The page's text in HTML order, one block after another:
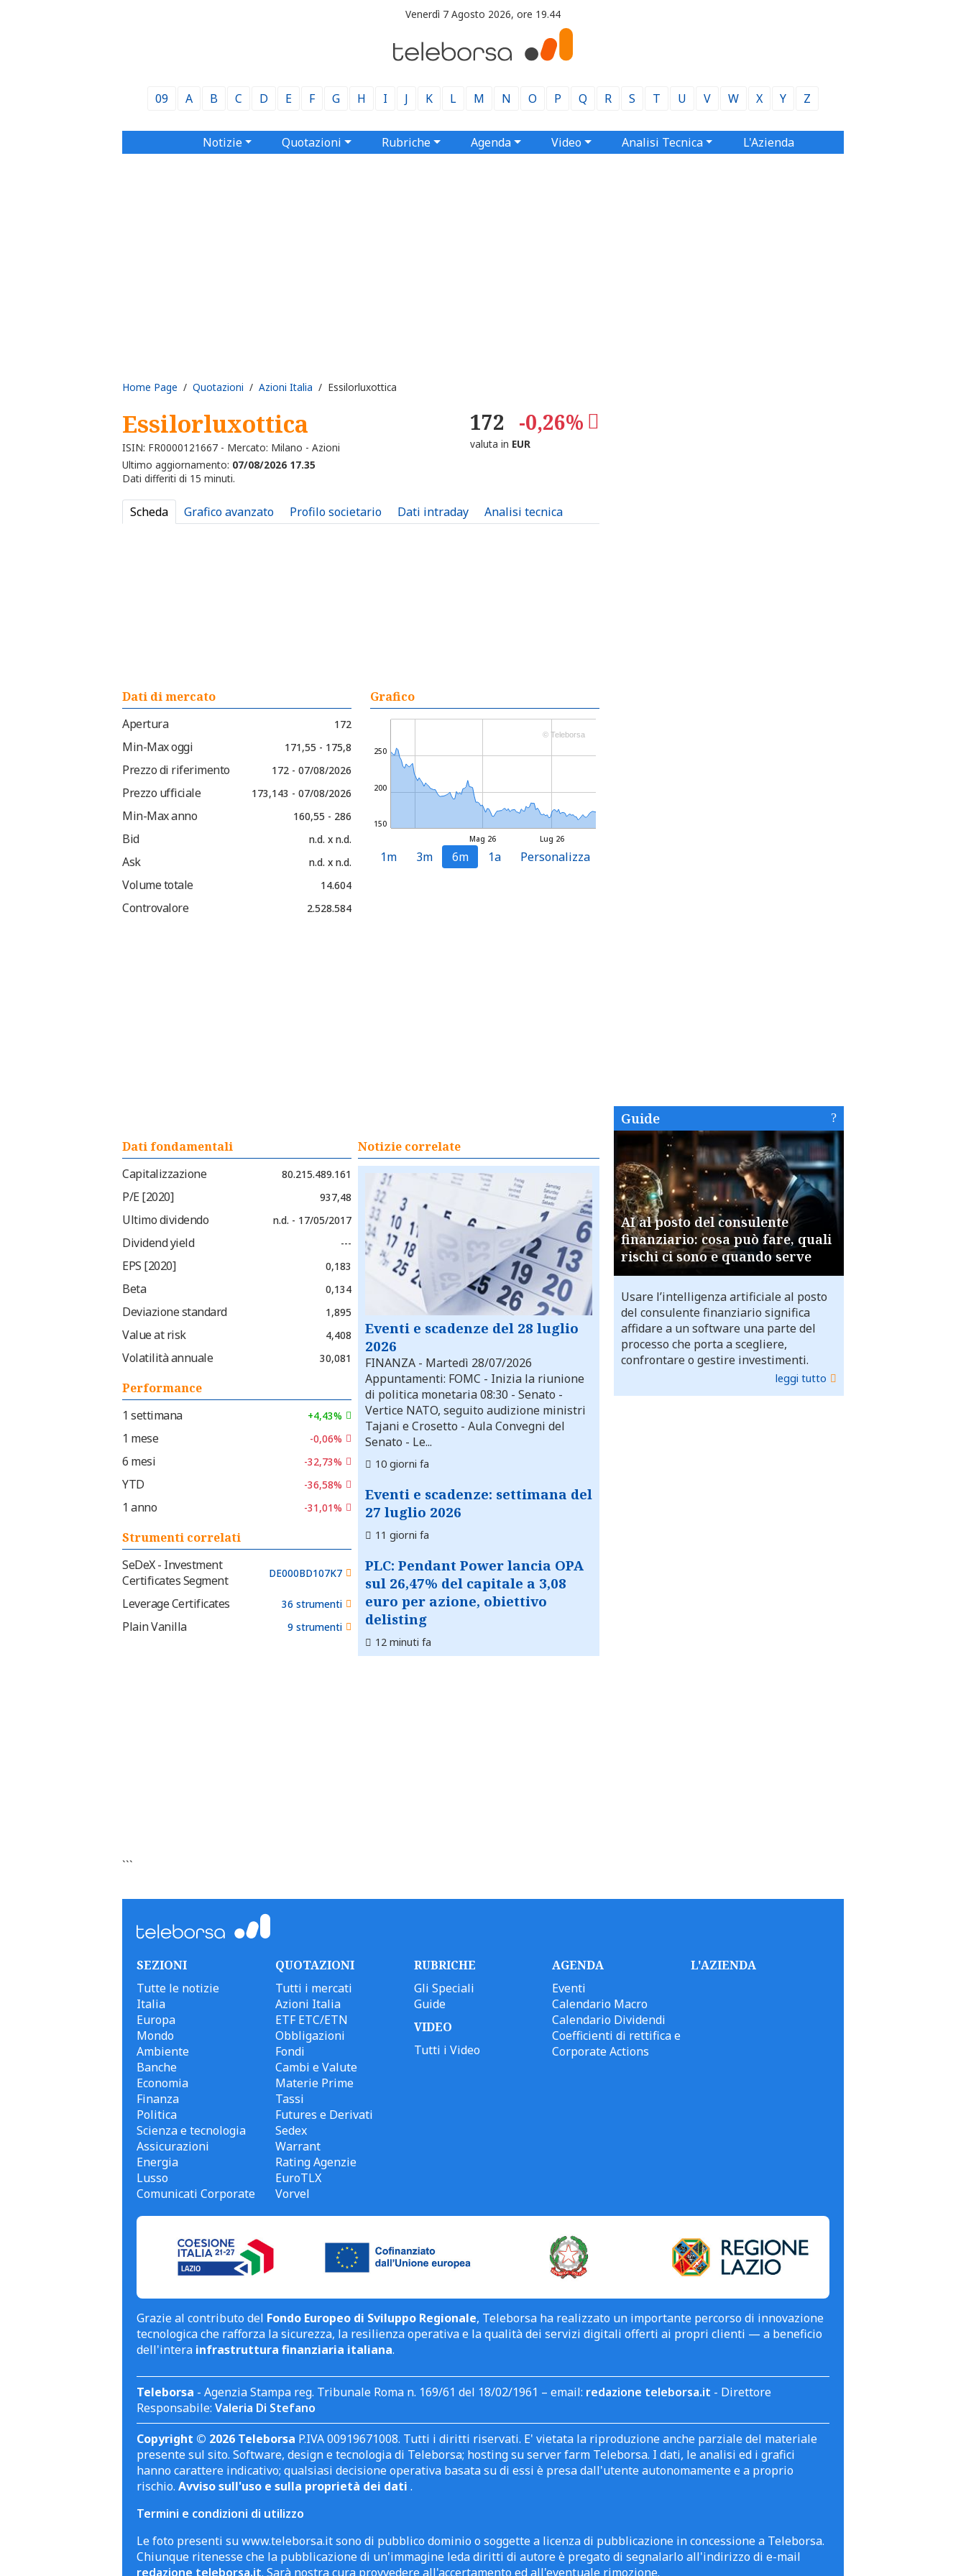
Venerdì 7 Agosto 2026, ore 19.44
09 A B C D E F G H I J K L M N O P Q R S T U V W X Y Z
Notizie Quotazioni Rubriche Agenda Video Analisi Tecnica L'Azienda
Home Page / Quotazioni / Azioni Italia / Essilorluxottica
Essilorluxottica
ISIN: FR0000121667 - Mercato: Milano - Azioni
172 -0,26%
valuta in EUR
Ultimo aggiornamento: 07/08/2026 17.35
Dati differiti di 15 minuti.
Scheda Grafico avanzato Profilo societario Dati intraday Analisi tecnica
Dati di mercato
Apertura
172
Min-Max oggi 171,55 - 175,8
Prezzo di riferimento 172 - 07/08/2026
Prezzo ufficiale 173,143 - 07/08/2026
Min-Max anno 160,55 - 286
Bid n.d. x n.d.
Ask n.d. x n.d.
Volume totale 14.604
Controvalore 2.528.584
Grafico
Lug 26
Mag 26
150
200
250
© Teleborsa
1m 3m 6m 1a Personalizza
Dati fondamentali
Capitalizzazione
80.215.489.161
P/E [2020] 937,48
Ultimo dividendo n.d. - 17/05/2017
Dividend yield ---
EPS [2020] 0,183
Beta 0,134
Deviazione standard 1,895
Value at risk 4,408
Volatilità annuale 30,081
Performance
1 settimana
+4,43%
1 mese -0,06%
6 mesi -32,73%
YTD -36,58%
1 anno -31,01%
Strumenti correlati
SeDeX - Investment
Certificates Segment
DE000BD107K7
Leverage Certificates 36 strumenti
Plain Vanilla 9 strumenti
Notizie correlate
Eventi e scadenze del 28 luglio
2026
FINANZA - Martedì 28/07/2026
Appuntamenti: FOMC - Inizia la riunione
di politica monetaria 08:30 - Senato -
Vertice NATO, seguito audizione ministri
Tajani e Crosetto - Aula Convegni del
Senato - Le...
10 giorni fa
Eventi e scadenze: settimana del
27 luglio 2026
11 giorni fa
PLC: Pendant Power lancia OPA
sul 26,47% del capitale a 3,08
euro per azione, obiettivo
delisting
12 minuti fa
```
Guide
AI al posto del consulente
finanziario: cosa può fare, quali
rischi ci sono e quando serve
Usare l’intelligenza artificiale al posto
del consulente finanziario significa
affidare a un software una parte del
processo che porta a scegliere,
confrontare o gestire investimenti.
leggi tutto
SEZIONI
Tutte le notizie
Italia
Europa
Mondo
Ambiente
Banche
Economia
Finanza
Politica
Scienza e tecnologia
Assicurazioni
Energia
Lusso
Comunicati Corporate
QUOTAZIONI
Tutti i mercati
Azioni Italia
ETF ETC/ETN
Obbligazioni
Fondi
Cambi e Valute
Materie Prime
Tassi
Futures e Derivati
Sedex
Warrant
Rating Agenzie
EuroTLX
Vorvel
RUBRICHE
Gli Speciali
Guide
VIDEO
Tutti i Video
AGENDA
Eventi
Calendario Macro
Calendario Dividendi
Coefficienti di rettifica e
Corporate Actions
L'AZIENDA
Grazie al contributo del Fondo Europeo di Sviluppo Regionale, Teleborsa ha realizzato un importante percorso di innovazione
tecnologica che rafforza la sicurezza, la resilienza operativa e la qualità dei servizi digitali offerti ai propri clienti — a beneficio
dell'intera infrastruttura finanziaria italiana.
Teleborsa - Agenzia Stampa reg. Tribunale Roma n. 169/61 del 18/02/1961 – email: redazione teleborsa.it - Direttore
Responsabile: Valeria Di Stefano
Copyright © 2026 Teleborsa P.IVA 00919671008. Tutti i diritti riservati. E' vietata la riproduzione anche parziale del materiale
presente sul sito. Software, design e tecnologia di Teleborsa; hosting su server farm Teleborsa. I dati, le analisi ed i grafici
hanno carattere indicativo; qualsiasi decisione operativa basata su di essi è presa dall'utente autonomamente e a proprio
rischio. Avviso sull'uso e sulla proprietà dei dati .
Termini e condizioni di utilizzo
Le foto presenti su www.teleborsa.it sono di pubblico dominio o soggette a licenza di pubblicazione in concessione a Teleborsa.
Chiunque ritenesse che la pubblicazione di un'immagine leda diritti di autore è pregato di segnalarlo all'indirizzo di e-mail
redazione teleborsa.it. Sarà nostra cura provvedere all'accertamento ed all'eventuale rimozione.